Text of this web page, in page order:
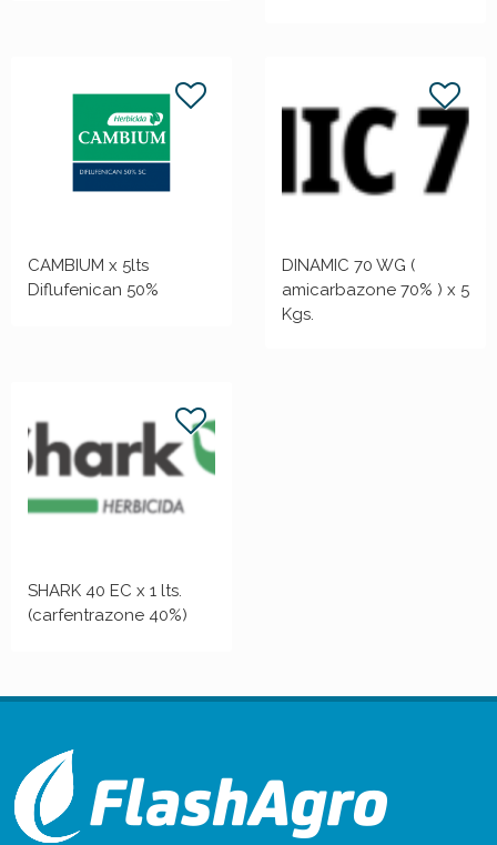
CAMBIUM x 5lts
Diflufenican 50%
DINAMIC 70 WG (
amicarbazone 70% ) x 5
Kgs.
SHARK 40 EC x 1 lts.
(carfentrazone 40%)